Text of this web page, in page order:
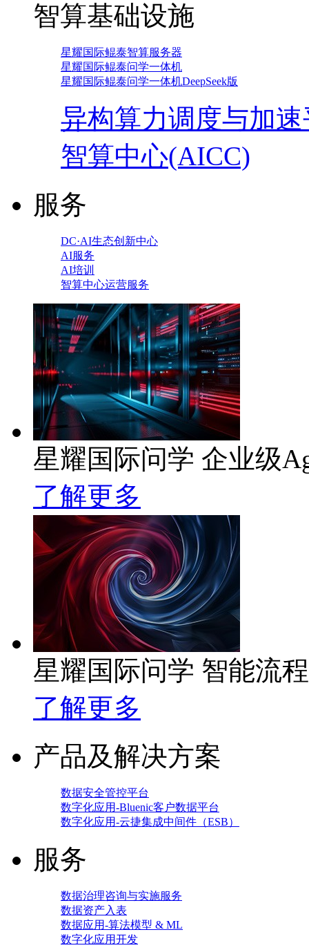
智算基础设施
星耀国际鲲泰智算服务器
星耀国际鲲泰问学一体机
星耀国际鲲泰问学一体机DeepSeek版
异构算力调度与加
智算中心(AICC)
服务
DC·AI生态创新中心
AI服务
AI培训
智算中心运营服务
星耀国际问学 企业级
了解更多
星耀国际问学 智能流
了解更多
产品及解决方案
数据安全管控平台
数字化应用-Bluenic客户数据平台
数字化应用-云捷集成中间件（ESB）
服务
数据治理咨询与实施服务
数据资产入表
数据应用-算法模型 & ML
数字化应用开发